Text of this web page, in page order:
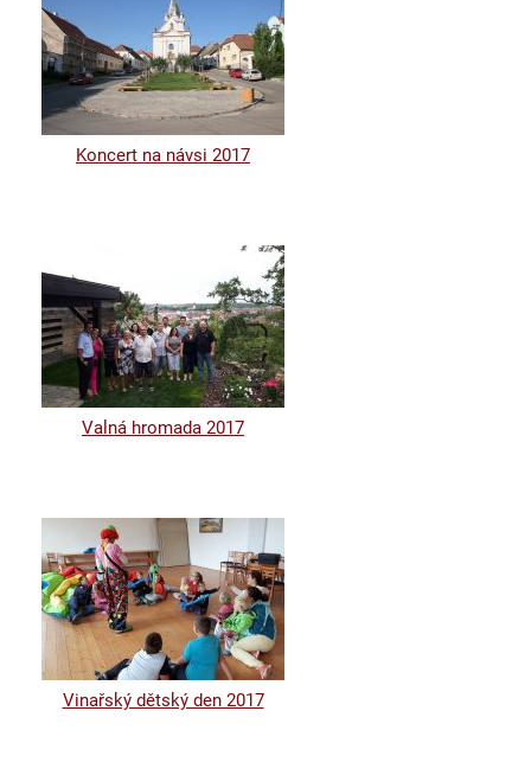
Koncert na návsi 2017
Valná hromada 2017
Vinařský dětský den 2017